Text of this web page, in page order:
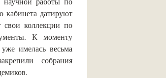
кабинета датируют
коллекции по
К моменту
имелась весьма
собрания